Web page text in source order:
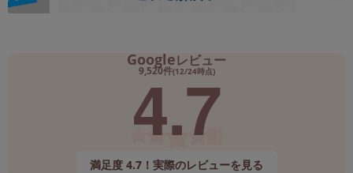
Googleレビュー
9,520件(12/24時点)
4.7
満足度 4.7！実際のレビューを見る